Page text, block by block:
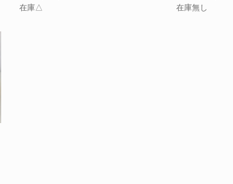
在庫△ 在庫無し